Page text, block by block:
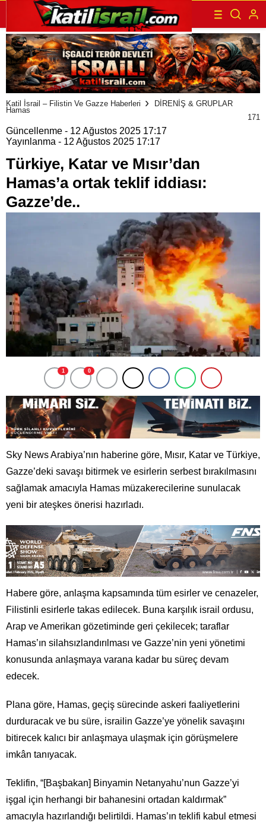
Katil İsrail – Filistin Ve Gazze Haberleri DİRENİŞ & GRUPLAR
Hamas
171
Güncellenme - 12 Ağustos 2025 17:17
Yayınlanma - 12 Ağustos 2025 17:17
Türkiye, Katar ve Mısır’dan
Hamas’a ortak teklif iddiası:
Gazze’de..
1 0
Sky News Arabiya’nın haberine göre, Mısır, Katar ve Türkiye,
Gazze’deki savaşı bitirmek ve esirlerin serbest bırakılmasını
sağlamak amacıyla Hamas müzakerecilerine sunulacak
yeni bir ateşkes önerisi hazırladı.
Habere göre, anlaşma kapsamında tüm esirler ve cenazeler,
Filistinli esirlerle takas edilecek. Buna karşılık israil ordusu,
Arap ve Amerikan gözetiminde geri çekilecek; taraflar
Hamas’ın silahsızlandırılması ve Gazze’nin yeni yönetimi
konusunda anlaşmaya varana kadar bu süreç devam
edecek.
Plana göre, Hamas, geçiş sürecinde askeri faaliyetlerini
durduracak ve bu süre, israilin Gazze’ye yönelik savaşını
bitirecek kalıcı bir anlaşmaya ulaşmak için görüşmelere
imkân tanıyacak.
Teklifin, “[Başbakan] Binyamin Netanyahu’nun Gazze’yi
işgal için herhangi bir bahanesini ortadan kaldırmak”
amacıyla hazırlandığı belirtildi. Hamas’ın teklifi kabul etmesi